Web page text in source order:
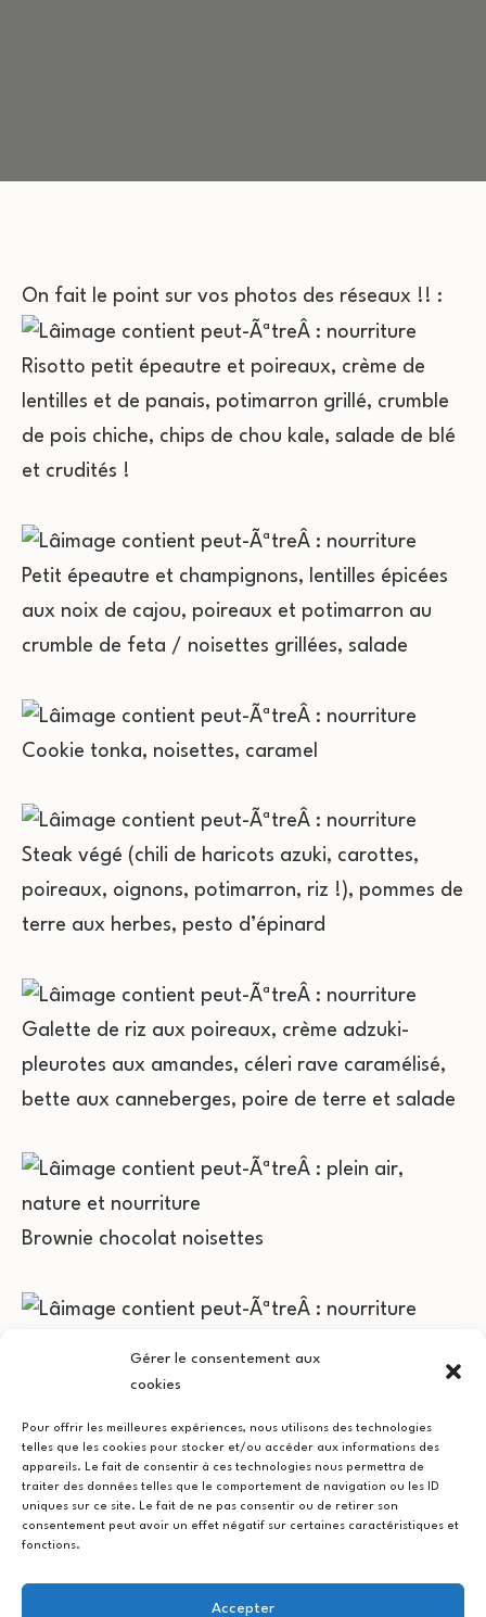
Gérer le consentement aux
cookies
Pour offrir les meilleures expériences, nous utilisons des technologies
telles que les cookies pour stocker et/ou accéder aux informations des
appareils. Le fait de consentir à ces technologies nous permettra de
traiter des données telles que le comportement de navigation ou les ID
uniques sur ce site. Le fait de ne pas consentir ou de retirer son
consentement peut avoir un effet négatif sur certaines caractéristiques et
fonctions.
Accepter
On fait le point sur vos photos des réseaux !! :
Risotto petit épeautre et poireaux, crème de
lentilles et de panais, potimarron grillé, crumble
de pois chiche, chips de chou kale, salade de blé
et crudités !
Petit épeautre et champignons, lentilles épicées
aux noix de cajou, poireaux et potimarron au
crumble de feta / noisettes grillées, salade
Cookie tonka, noisettes, caramel
Steak végé (chili de haricots azuki, carottes,
poireaux, oignons, potimarron, riz !), pommes de
terre aux herbes, pesto d’épinard
Galette de riz aux poireaux, crème adzuki-
pleurotes aux amandes, céleri rave caramélisé,
bette aux canneberges, poire de terre et salade
Brownie chocolat noisettes
crème de carottes et curcuma, courgettes
citronnée,poivrons marinés à la coriandre,
haricots princesse
Polenta frite, taboulé chou-fleur/cannelle, bettes